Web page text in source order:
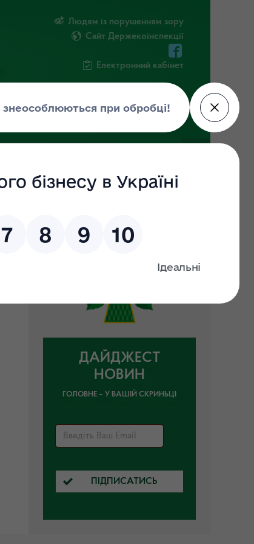
Людям із порушенням зору
Сайт Держекоінспекції
Електронний кабінет
ДАЙДЖЕСТ
НОВИН
ГОЛОВНЕ – У ВАШІЙ СКРИНЬЦІ
ПІДПИСАТИСЬ